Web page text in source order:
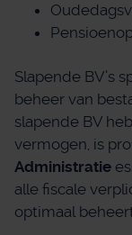
Slapende BV’s
beheer van
slapende BV
vermogen, is
Administratie
alle fiscale
optimaal